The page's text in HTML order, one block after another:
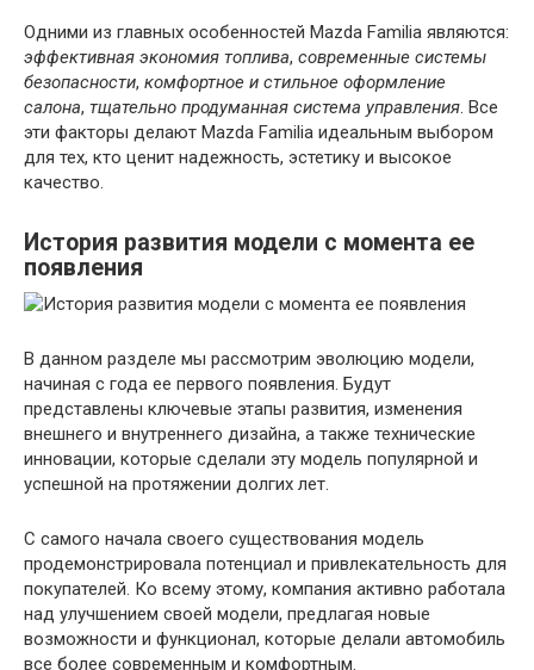
Одними из главных особенностей Mazda Familia являются:
эффективная экономия топлива, современные системы
безопасности, комфортное и стильное оформление
салона, тщательно продуманная система управления. Все
эти факторы делают Mazda Familia идеальным выбором
для тех, кто ценит надежность, эстетику и высокое
качество.
История развития модели с момента ее
появления
В данном разделе мы рассмотрим эволюцию модели,
начиная с года ее первого появления. Будут
представлены ключевые этапы развития, изменения
внешнего и внутреннего дизайна, а также технические
инновации, которые сделали эту модель популярной и
успешной на протяжении долгих лет.
С самого начала своего существования модель
продемонстрировала потенциал и привлекательность для
покупателей. Ко всему этому, компания активно работала
над улучшением своей модели, предлагая новые
возможности и функционал, которые делали автомобиль
все более современным и комфортным.